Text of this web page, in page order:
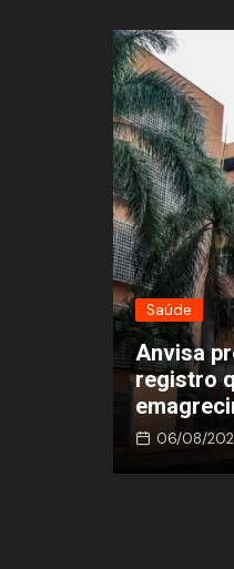
Anvisa proíbe
registro que
emagrecimento